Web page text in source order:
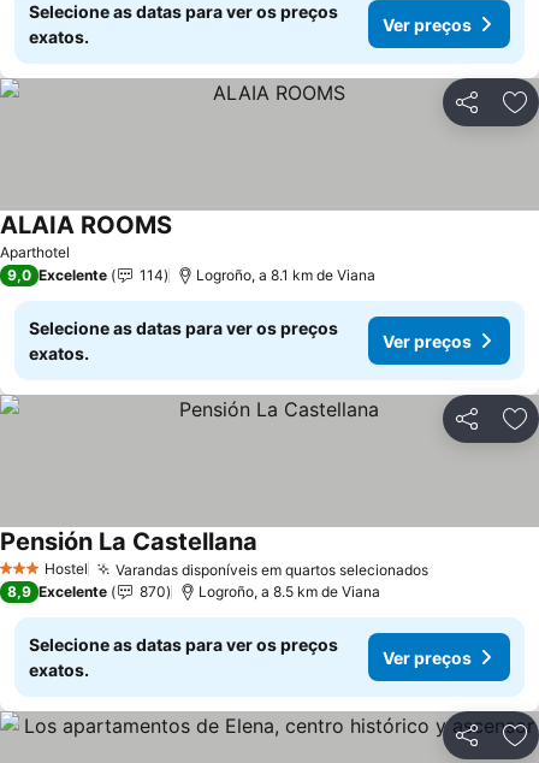
Selecione as datas para ver os preços
exatos.
Ver preços
Partilhar
Aparthotel
ALAIA ROOMS
9,0 Excelente 114 Logroño, a 8.1 km de Viana
Selecione as datas para ver os preços
exatos.
Ver preços
Partilhar
3 EstrelasHostel Varandas disponíveis em quartos selecionadosVer preços
Pensión La Castellana
8,9 Excelente 870 Logroño, a 8.5 km de Viana
Selecione as datas para ver os preços
exatos.
Ver preços
Partilhar